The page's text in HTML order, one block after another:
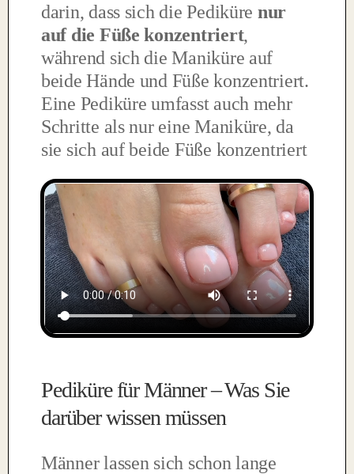
darin, dass sich die Pediküre nur
auf die Füße konzentriert,
während sich die Maniküre auf
beide Hände und Füße konzentriert.
Eine Pediküre umfasst auch mehr
Schritte als nur eine Maniküre, da
sie sich auf beide Füße konzentriert
Pediküre für Männer – Was Sie
darüber wissen müssen
Männer lassen sich schon lange